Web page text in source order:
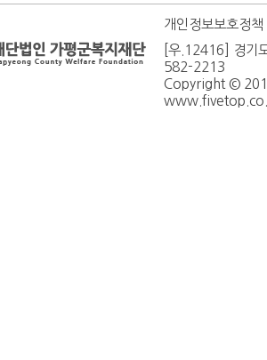
개인정보보호정책
[우.12416] 경
582-2213
Copyright ©